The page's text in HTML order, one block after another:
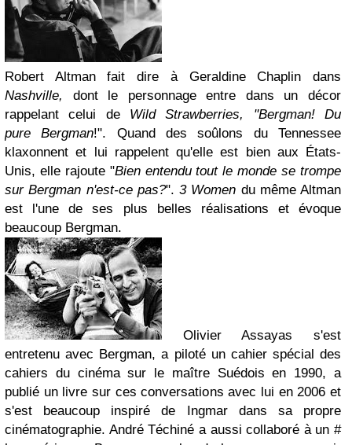
Robert Altman fait dire à Geraldine Chaplin dans
Nashville, dont le personnage entre dans un décor
rappelant celui de Wild Strawberries, "Bergman! Du
pure Bergman!". Quand des soûlons du Tennessee
klaxonnent et lui rappelent qu'elle est bien aux États-
Unis, elle rajoute "Bien entendu tout le monde se trompe
sur Bergman n'est-ce pas?". 3 Women du même Altman
est l'une de ses plus belles réalisations et évoque
beaucoup Bergman.
Olivier Assayas s'est
entretenu avec Bergman, a piloté un cahier spécial des
cahiers du cinéma sur le maître Suédois en 1990, a
publié un livre sur ces conversations avec lui en 2006 et
s'est beaucoup inspiré de Ingmar dans sa propre
cinématographie. André Téchiné a aussi collaboré à un #